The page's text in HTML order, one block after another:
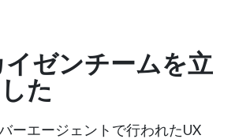
ゼンチームを立
た
ーエージェントで行われたUX